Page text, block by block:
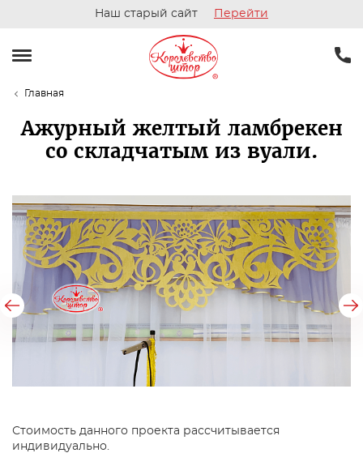
Наш старый сайт Перейти
Главная
Ажурный желтый ламбрекен
со складчатым из вуали.
Стоимость данного проекта рассчитывается
индивидуально.